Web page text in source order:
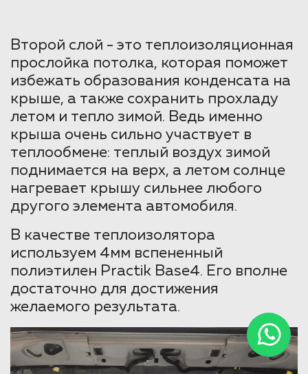
Второй слой - это теплоизоляционная
прослойка потолка, которая поможет
избежать образования конденсата на
крыше, а также сохранить прохладу
летом и тепло зимой. Ведь именно
крыша очень сильно участвует в
теплообмене: теплый воздух зимой
поднимается на верх, а летом солнце
нагревает крышу сильнее любого
другого элемента автомобиля.
В качестве теплоизолятора
используем 4мм вспененный
полиэтилен Practik Base4. Его вполне
достаточно для достижения
желаемого результата.